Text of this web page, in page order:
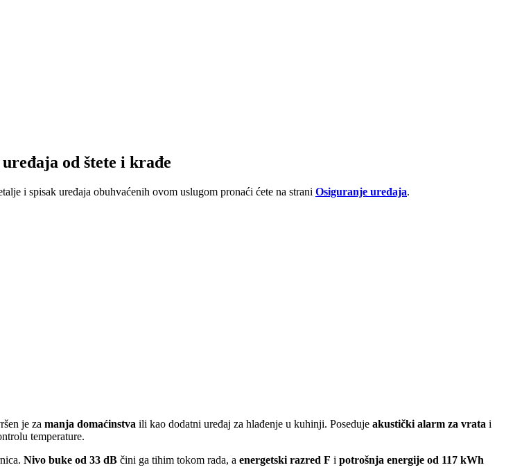
od štete i krađe
i spisak uređaja obuhvaćenih ovom uslugom pronaći ćete na strani Osiguranje uređaja.
je za manja domaćinstva ili kao dodatni uređaj za hlađenje u kuhinji. Poseduje akustički alarm za vrata i
temperature.
Nivo buke od 33 dB čini ga tihim tokom rada, a energetski razred F i potrošnja energije od 117 kWh